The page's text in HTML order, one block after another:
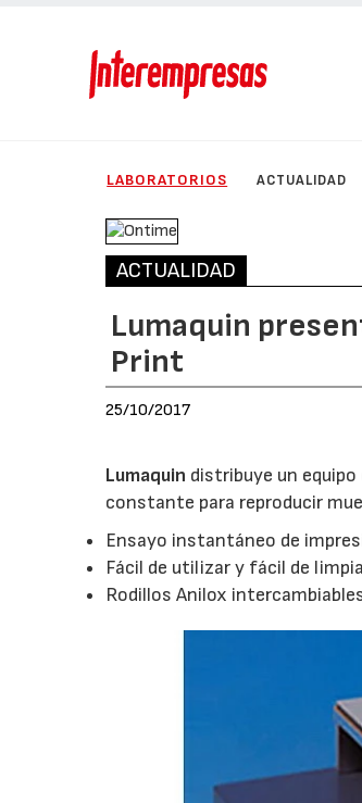
LABORATORIOS ACTUALIDAD
ACTUALIDAD
Lumaquin
Print
25/10/2017
Lumaquin distribuye un
constante para reproducir
Ensayo instantáneo de
Fácil de utilizar y fácil de
Rodillos Anilox